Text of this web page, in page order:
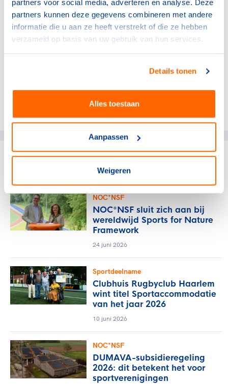
partners voor social media, adverteren en analyse. Deze
partners kunnen deze gegevens combineren met andere
informatie die u aan ze heeft verstrekt of die ze hebben
verzameld op basis van uw gebruik van hun services.
Details tonen
Alles toestaan
Aanpassen
Weigeren
informatie kun je terecht bij Gerben van Hardeveld.
Gerben van Hardeveld
Gerben.vanHardeveld@nocnsf.nl
gerelateerde artikelen
NOC*NSF
NOC*NSF sluit zich aan bij
wereldwijd Sports for Nature
Framework
24 juni 2026
Sportdeelname
Clubhuis Rugbyclub Haarlem
wint titel Sportaccommodatie
van het jaar 2026
10 juni 2026
NOC*NSF
DUMAVA-subsidieregeling
2026: dit betekent het voor
sportverenigingen